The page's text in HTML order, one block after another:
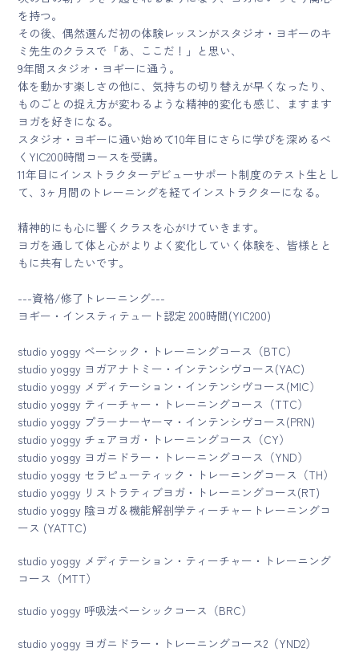
を持つ。
その後、偶然選んだ初の体験レッスンがスタジオ・ヨギーのキ
ミ先生のクラスで「あ、ここだ！」と思い、
9年間スタジオ・ヨギーに通う。
体を動かす楽しさの他に、気持ちの切り替えが早くなったり、
ものごとの捉え方が変わるような精神的変化も感じ、ますます
ヨガを好きになる。
スタジオ・ヨギーに通い始めて10年目にさらに学びを深めるべ
くYIC200時間コースを受講。
11年目にインストラクターデビューサポート制度のテスト生とし
て、3ヶ月間のトレーニングを経てインストラクターになる。
精神的にも心に響くクラスを心がけていきます。
ヨガを通して体と心がよりよく変化していく体験を、皆様とと
もに共有したいです。
---資格/修了トレーニング---
ヨギー・インスティテュート認定 200時間(YIC200)
studio yoggy ベーシック・トレーニングコース（BTC）
studio yoggy ヨガアナトミー・インテンシヴコース(YAC)
studio yoggy メディテーション・インテンシヴコース(MIC）
studio yoggy ティーチャー・トレーニングコース（TTC）
studio yoggy プラーナーヤーマ・インテンシヴコース(PRN)
studio yoggy チェアヨガ・トレーニングコース（CY）
studio yoggy ヨガニドラー・トレーニングコース（YND）
studio yoggy セラピューティック・トレーニングコース（TH）
studio yoggy リストラティブヨガ・トレーニングコース(RT)
studio yoggy 陰ヨガ＆機能解剖学ティーチャートレーニングコ
ース (YATTC)
studio yoggy メディテーション・ティーチャー・トレーニング
コース（MTT）
studio yoggy 呼吸法ベーシックコース（BRC）
studio yoggy ヨガニドラー・トレーニングコース2（YND2）